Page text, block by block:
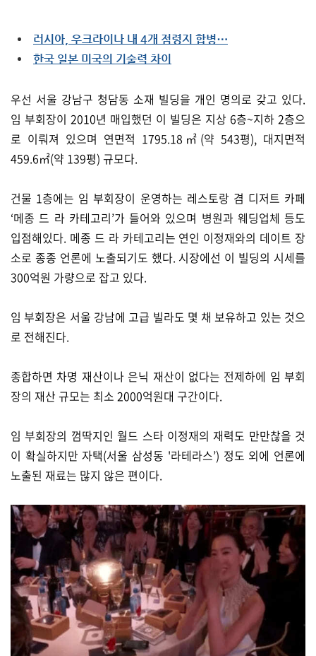
러시아, 우크라이나 내 4개 점령지 합병⋯
한국 일본 미국의 기술력 차이
우선 서울 강남구 청담동 소재 빌딩을 개인 명의로 갖고 있다.
임 부회장이 2010년 매입했던 이 빌딩은 지상 6층~지하 2층으
로 이뤄져 있으며 연면적 1795.18㎡(약 543평), 대지면적
459.6㎡(약 139평) 규모다.
건물 1층에는 임 부회장이 운영하는 레스토랑 겸 디저트 카페
‘메종 드 라 카테고리’가 들어와 있으며 병원과 웨딩업체 등도
입점해있다. 메종 드 라 카테고리는 연인 이정재와의 데이트 장
소로 종종 언론에 노출되기도 했다. 시장에선 이 빌딩의 시세를
300억원 가량으로 잡고 있다.
임 부회장은 서울 강남에 고급 빌라도 몇 채 보유하고 있는 것으
로 전해진다.
종합하면 차명 재산이나 은닉 재산이 없다는 전제하에 임 부회
장의 재산 규모는 최소 2000억원대 구간이다.
임 부회장의 껌딱지인 월드 스타 이정재의 재력도 만만찮을 것
이 확실하지만 자택(서울 삼성동 '라테라스’) 정도 외에 언론에
노출된 재료는 많지 않은 편이다.